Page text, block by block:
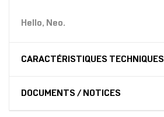
Hello, Neo.
CARACTÉRISTIQUES TECHNIQUES
DOCUMENTS / NOTICES